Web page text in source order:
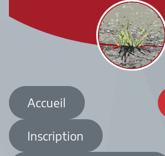
Accueil
Inscription